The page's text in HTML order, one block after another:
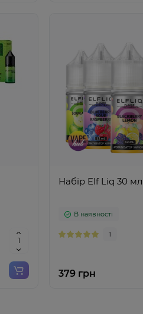
Набір Elf Liq 30 мл
В наявності
1
379 грн